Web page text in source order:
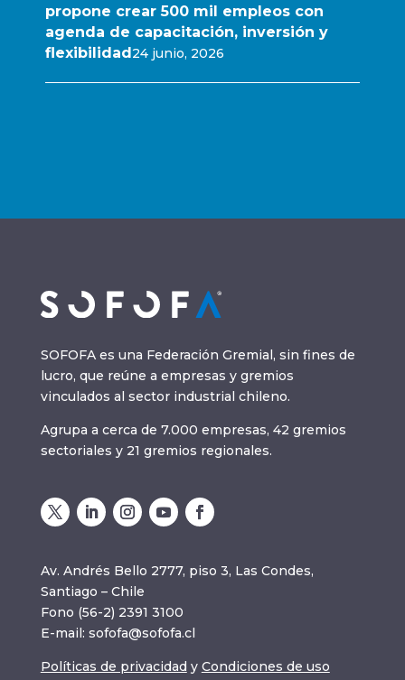
propone crear 500 mil empleos con
agenda de capacitación, inversión y
flexibilidad24 junio, 2026
SOFOFA es una Federación Gremial, sin fines de
lucro, que reúne a empresas y gremios
vinculados al sector industrial chileno.
Agrupa a cerca de 7.000 empresas, 42 gremios
sectoriales y 21 gremios regionales.
Av. Andrés Bello 2777, piso 3, Las Condes,
Santiago – Chile
Fono (56-2) 2391 3100
E-mail: sofofa@sofofa.cl
Políticas de privacidad y Condiciones de uso